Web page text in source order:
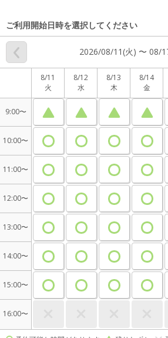
ご利用開始日時を選択してください
2026/08/11(火) 〜 08/
8/11
火
8/12
水
8/13
木
8/14
金
9:00〜
10:00〜
11:00〜
12:00〜
13:00〜
14:00〜
15:00〜
16:00〜